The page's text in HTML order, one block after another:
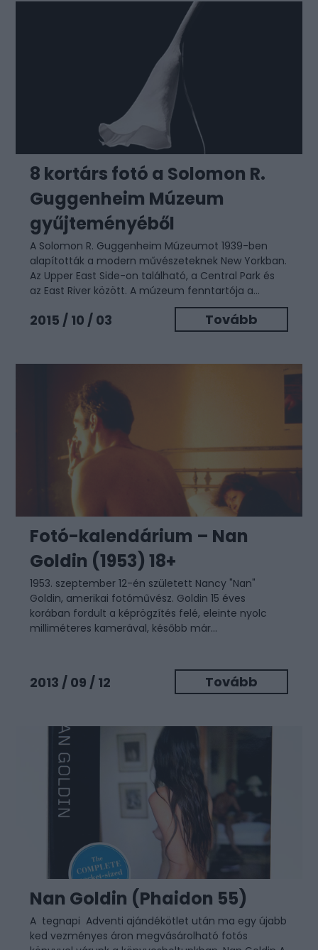
8 kortárs fotó a Solomon R.
Guggenheim Múzeum
gyűjteményéből
A Solomon R. Guggenheim Múzeumot 1939-ben
alapították a modern művészeteknek New Yorkban.
Az Upper East Side-on található, a Central Park és
az East River között. A múzeum fenntartója a...
2015 / 10 / 03 Tovább
Fotó-kalendárium – Nan
Goldin (1953) 18+
1953. szeptember 12-én született Nancy "Nan"
Goldin, amerikai fotóművész. Goldin 15 éves
korában fordult a képrögzítés felé, eleinte nyolc
milliméteres kamerával, később már...
2013 / 09 / 12 Tovább
Nan Goldin (Phaidon 55)
A tegnapi Adventi ajándékötlet után ma egy újabb
ked vezményes áron megvásárolható fotós